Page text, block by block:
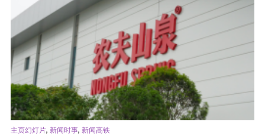
主页幻灯片, 新闻时事, 新闻高铁